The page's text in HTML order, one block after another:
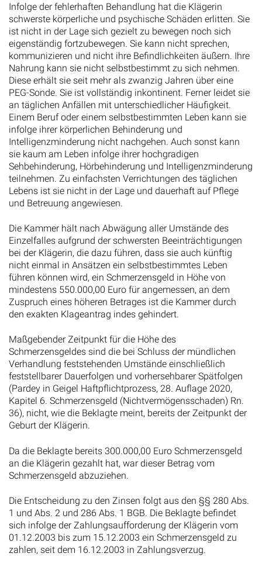
Infolge der fehlerhaften Behandlung hat die Klägerin
schwerste körperliche und psychische Schäden erlitten. Sie
ist nicht in der Lage sich gezielt zu bewegen noch sich
eigenständig fortzubewegen. Sie kann nicht sprechen,
kommunizieren und nicht ihre Befindlichkeiten äußern. Ihre
Nahrung kann sie nicht selbstbestimmt zu sich nehmen.
Diese erhält sie seit mehr als zwanzig Jahren über eine
PEG-Sonde. Sie ist vollständig inkontinent. Ferner leidet sie
an täglichen Anfällen mit unterschiedlicher Häufigkeit.
Einem Beruf oder einem selbstbestimmten Leben kann sie
infolge ihrer körperlichen Behinderung und
Intelligenzminderung nicht nachgehen. Auch sonst kann
sie kaum am Leben infolge ihrer hochgradigen
Sehbehinderung, Hörbehinderung und Intelligenzminderung
teilnehmen. Zu einfachsten Verrichtungen des täglichen
Lebens ist sie nicht in der Lage und dauerhaft auf Pflege
und Betreuung angewiesen.
Die Kammer hält nach Abwägung aller Umstände des
Einzelfalles aufgrund der schwersten Beeinträchtigungen
bei der Klägerin, die dazu führen, dass sie auch künftig
nicht einmal in Ansätzen ein selbstbestimmtes Leben
führen können wird, ein Schmerzensgeld in Höhe von
mindestens 550.000,00 Euro für angemessen, an dem
Zuspruch eines höheren Betrages ist die Kammer durch
den exakten Klageantrag indes gehindert.
Maßgebender Zeitpunkt für die Höhe des
Schmerzensgeldes sind die bei Schluss der mündlichen
Verhandlung feststehenden Umstände einschließlich
feststellbarer Dauerfolgen und vorhersehbarer Spätfolgen
(Pardey in Geigel Haftpflichtprozess, 28. Auflage 2020,
Kapitel 6. Schmerzensgeld (Nichtvermögensschaden) Rn.
36), nicht, wie die Beklagte meint, bereits der Zeitpunkt der
Geburt der Klägerin.
Da die Beklagte bereits 300.000,00 Euro Schmerzensgeld
an die Klägerin gezahlt hat, war dieser Betrag vom
Schmerzensgeld abzuziehen.
Die Entscheidung zu den Zinsen folgt aus den §§ 280 Abs.
1 und Abs. 2 und 286 Abs. 1 BGB. Die Beklagte befindet
sich infolge der Zahlungsaufforderung der Klägerin vom
01.12.2003 bis zum 15.12.2003 ein Schmerzensgeld zu
zahlen, seit dem 16.12.2003 in Zahlungsverzug.